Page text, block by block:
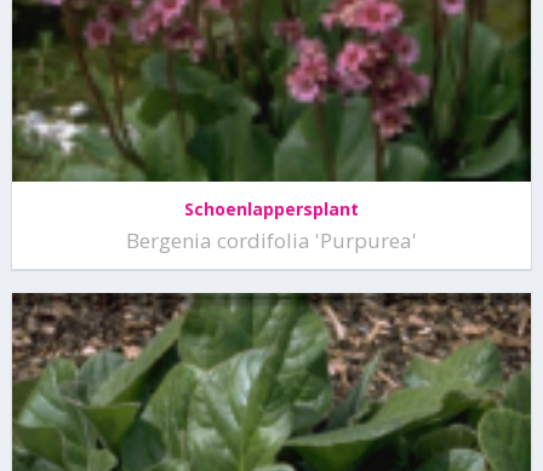
Schoenlappersplant
Bergenia cordifolia 'Purpurea'